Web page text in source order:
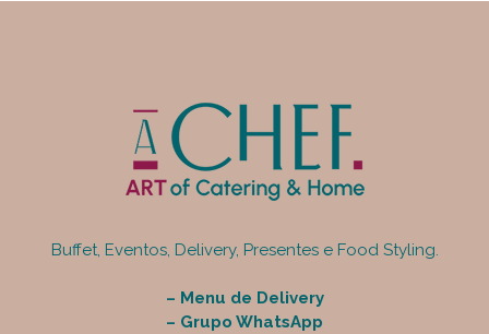
Buffet, Eventos, Delivery, Presentes e Food Styling.
– Menu de Delivery
– Grupo WhatsApp